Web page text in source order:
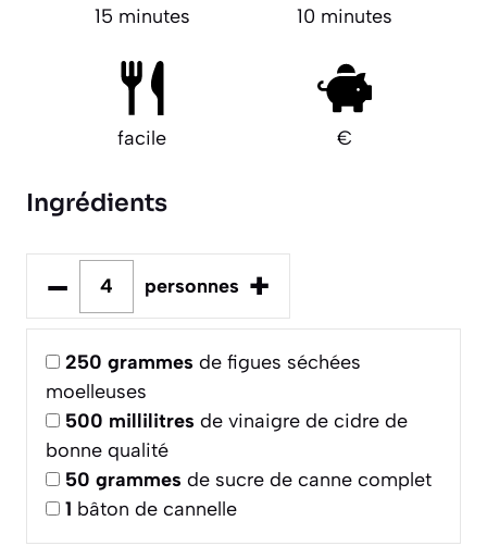
15 minutes 10 minutes
facile €
Ingrédients
– personnes +
250 grammes de figues séchées
moelleuses
500 millilitres de vinaigre de cidre de
bonne qualité
50 grammes de sucre de canne complet
1 bâton de cannelle